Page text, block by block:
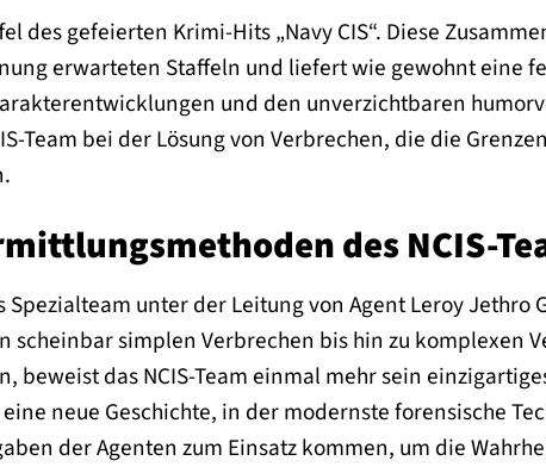
des gefeierten Krimi-Hits „Navy CIS“. Diese
erwarteten Staffeln und liefert wie gewohnt eine
und den unverzichtbaren
Team bei der Lösung von Verbrechen, die die
des NCIS-
Spezialteam unter der Leitung von Agent Leroy
simplen Verbrechen bis hin zu komplexen
beweist das NCIS-Team einmal mehr sein
neue Geschichte, in der modernste forensische
der Agenten zum Einsatz kommen, um die